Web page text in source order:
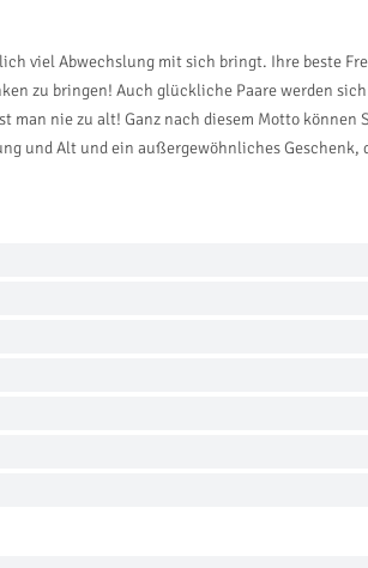
viel Abwechslung mit sich bringt. Ihre beste
zu bringen! Auch glückliche Paare werden
nie zu alt! Ganz nach diesem Motto
und Alt und ein außergewöhnliches Geschenk,